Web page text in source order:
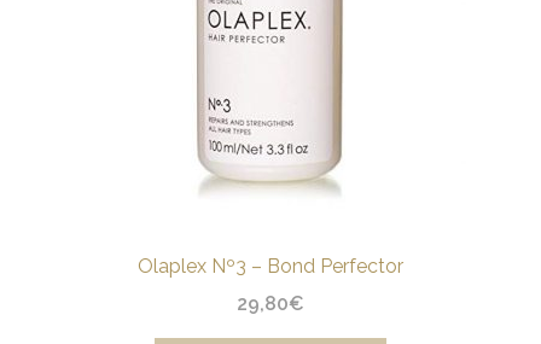
Olaplex Nº3 – Bond Perfector
29,80€